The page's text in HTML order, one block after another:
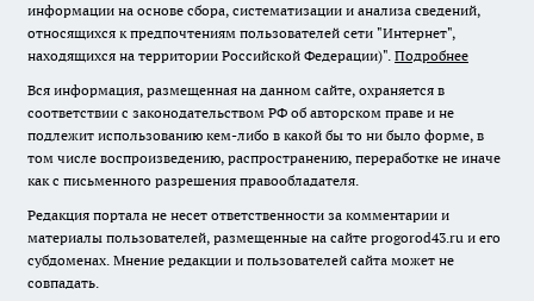
информации на основе сбора, систематизации и анализа сведений,
относящихся к предпочтениям пользователей сети "Интернет",
находящихся на территории Российской Федерации)". Подробнее
Вся информация, размещенная на данном сайте, охраняется в
соответствии с законодательством РФ об авторском праве и не
подлежит использованию кем-либо в какой бы то ни было форме, в
том числе воспроизведению, распространению, переработке не иначе
как с письменного разрешения правообладателя.
Редакция портала не несет ответственности за комментарии и
материалы пользователей, размещенные на сайте progorod43.ru и его
субдоменах. Мнение редакции и пользователей сайта может не
совпадать.